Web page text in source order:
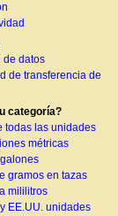
de datos
de transferencia de
categoría?
todas las unidades
métricas
gramos en tazas
mililitros
EE.UU. unidades